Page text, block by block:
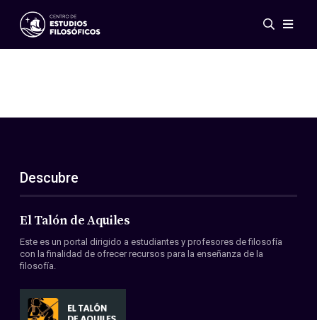
Eventos
ES
EN
Acerca de nosotros
Miembros
Convenios
Descubre
El Talón de Aquiles
Este es un portal dirigido a estudiantes y profesores de filosofía
con la finalidad de ofrecer recursos para la enseñanza de la
filosofía.